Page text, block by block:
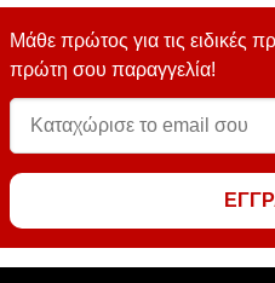
Μάθε πρώτος για τις ειδικές
πρώτη σου παραγγελία!